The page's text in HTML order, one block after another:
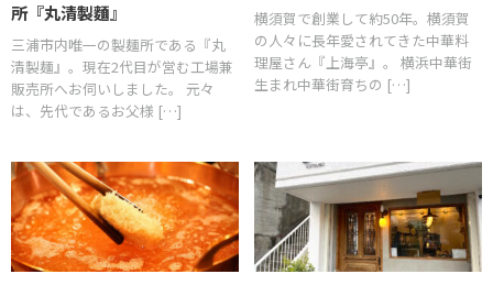
所『丸清製麵』
三浦市内唯一の製麺所である『丸
清製麺』。現在2代目が営む工場兼
販売所へお伺いしました。 元々
は、先代であるお父様 […]
横須賀で創業して約50年。横須賀
の人々に長年愛されてきた中華料
理屋さん『上海亭』。 横浜中華街
生まれ中華街育ちの […]